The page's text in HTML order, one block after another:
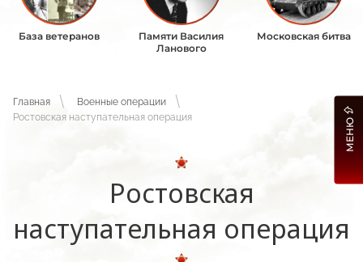
База ветеранов
Памяти Василия
Ланового
Московская битва
Главная
Военные операции
Ростовская наступательная операция
Ростовская
наступательная операция
МЕНЮ